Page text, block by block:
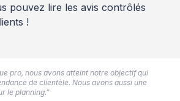
pouvez lire les avis contrôlés
!
pro, nous avons atteint notre objectif qui
de clientèle. Nous avons aussi une
le planning.”